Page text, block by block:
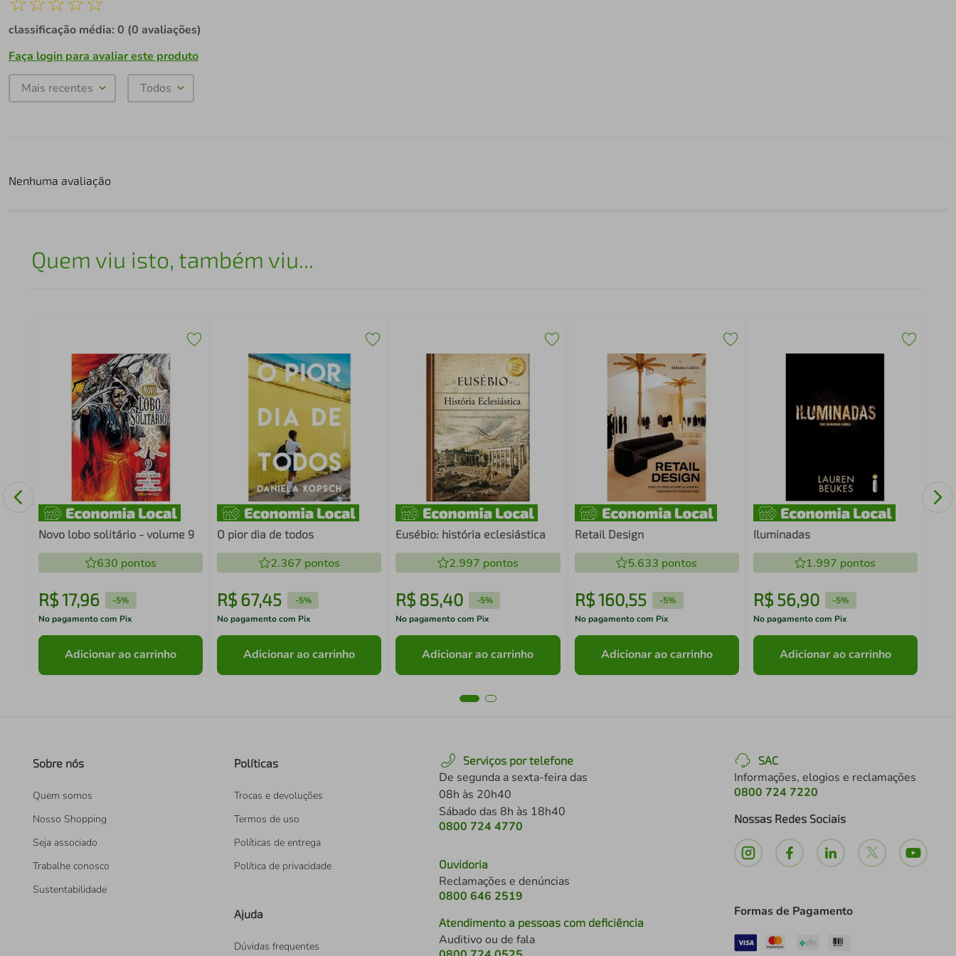
classificação média: 0 (0 avaliações)
Faça login para avaliar este produto
Mais recentes Todos
Nenhuma avaliação
Quem viu isto, também viu...
Novo lobo solitário - volume 9
630 pontos
R$17,96 -5%
No pagamento com Pix
Adicionar ao carrinho
O pior dia de todos
2.367 pontos
R$ 67,45 -5%
No pagamento com Pix
Adicionar ao carrinho
Eusébio: história eclesiástica
2.997 pontos
R$85,40 -5%
No pagamento com Pix
Adicionar ao carrinho
Retail Design
5.633 pontos
R$160,55 -5%
No pagamento com Pix
Adicionar ao carrinho
Iluminadas
1.997 pontos
R$ 56,90 -5%
No pagamento com Pix
Adicionar ao carrinho
Sobre nós
Quem somos
Nosso Shopping
Seja associado
Trabalhe conosco
Sustentabilidade
Políticas
Trocas e devoluções
Termos de uso
Políticas de entrega
Política de privacidade
Ajuda
Dúvidas frequentes
Serviços por telefone
De segunda a sexta-feira das
08h às 20h40
Sábado das 8h às 18h40
0800 724 4770
Ouvidoria
Reclamações e denúncias
0800 646 2519
Atendimento a pessoas com deficiência
Auditivo ou de fala
SAC
Informações, elogios e reclamações
0800 724 7220
Nossas Redes Sociais
Formas de Pagamento